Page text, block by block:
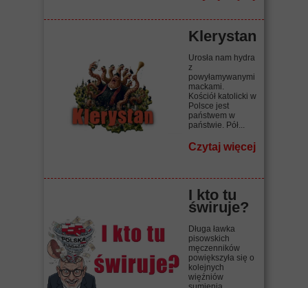
Klerystan
Urosła nam hydra
z
powyłamywanymi
mackami.
Kościół katolicki w
Polsce jest
państwem w
państwie. Pół...
Czytaj więcej
I kto tu
świruje?
Długa ławka
pisowskich
męczenników
powiększyła się o
kolejnych
więźniów